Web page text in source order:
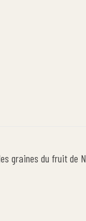
graines du fruit